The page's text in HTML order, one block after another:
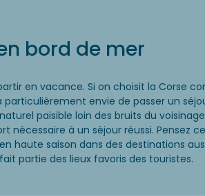
bord de mer
en vacance. Si on choisit la Corse
particulièrement envie de passer un
paisible loin des bruits du
à un séjour réussi. Pensez
haute saison dans des destinations
partie des lieux favoris des touristes.